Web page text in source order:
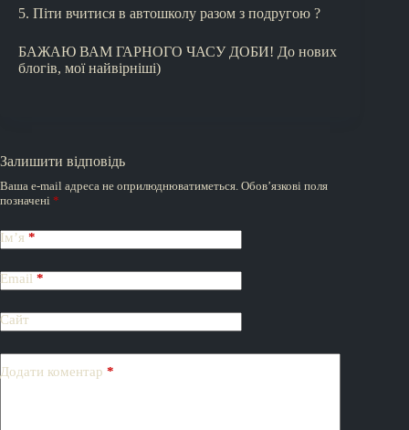
5. Піти вчитися в автошколу разом з подругою ?
БАЖАЮ ВАМ ГАРНОГО ЧАСУ ДОБИ! До нових
блогів, мої найвірніші)
Залишити відповідь
Ваша e-mail адреса не оприлюднюватиметься. Обов’язкові поля
позначені *
Ім’я *
Email *
Сайт
Додати коментар *